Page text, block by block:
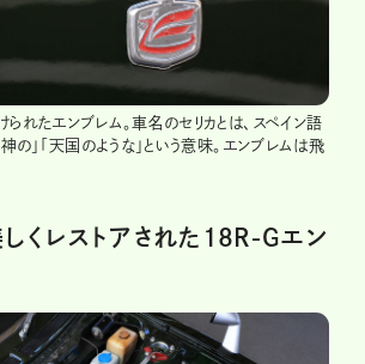
れたエンブレム。車名のセリカとは、スペイン語
神の」「天国のような」という意味。エンブレムは飛
しくレストアされた18R-Gエン